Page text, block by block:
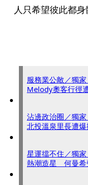
人只希望彼此都身
服務業公敵／獨
Melody奧客行徑
沾邊政治圈／獨
北投溫泉里長遭
星運擋不住／獨家
熱潮造星 何曼希